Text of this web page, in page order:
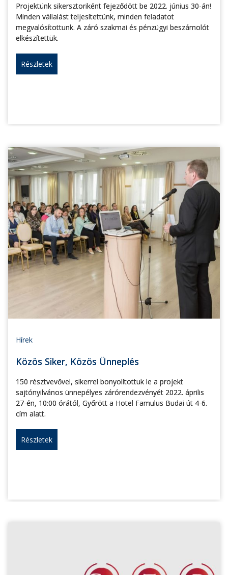
Projektünk sikersztoriként fejeződött be 2022. június 30-án!
Minden vállalást teljesítettünk, minden feladatot
megvalósítottunk. A záró szakmai és pénzügyi beszámolót
elkészítettük.
Részletek
Hírek
Közös Siker, Közös Ünneplés
150 résztvevővel, sikerrel bonyolítottuk le a projekt
sajtónyilvános ünnepélyes zárórendezvényét 2022. április
27-én, 10:00 órától, Győrött a Hotel Famulus Budai út 4-6.
cím alatt.
Részletek